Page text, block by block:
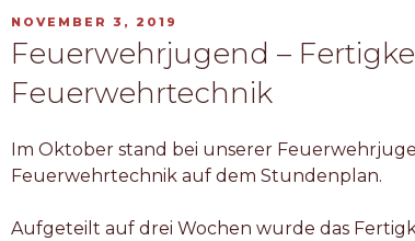
VERÖFFENTLICHT
NOVEMBER 3, 2019
Feuerwehrjugend –
Feuerwehrtechnik
Im Oktober stand bei unserer
Feuerwehrtechnik auf dem Stundenplan.
Aufgeteilt auf drei Wochen wurde das